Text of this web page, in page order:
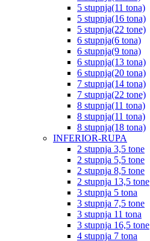
5 stupnja(11 tona)
5 stupnja(16 tona)
5 stupnja(22 tone)
6 stupnja(6 tona)
6 stupnja(9 tona)
6 stupnja(13 tona)
6 stupnja(20 tona)
7 stupnja(14 tona)
7 stupnja(22 tone)
8 stupnja(11 tona)
8 stupnja(11 tona)
8 stupnja(18 tona)
INFERIOR-RUPA
2 stupnja 3,5 tone
2 stupnja 5,5 tone
2 stupnja 8,5 tone
2 stupnja 13,5 tone
3 stupnja 5 tona
3 stupnja 7,5 tone
3 stupnja 11 tona
3 stupnja 16,5 tone
4 stupnja 7 tona